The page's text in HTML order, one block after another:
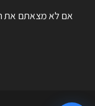
אם לא מצאתם את